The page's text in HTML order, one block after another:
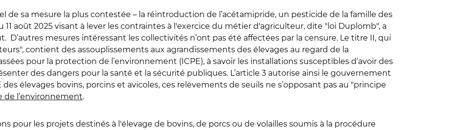
sa mesure la plus contestée – la réintroduction de l’acétamipride, un pesticide de la famille des
11 août 2025 visant à lever les contraintes à l'exercice du métier d'agriculteur, dite "loi Duplomb", a
D’autres mesures intéressant les collectivités n’ont pas été affectées par la censure. Le titre II, qui
contient des assouplissements aux agrandissements des élevages au regard de la
pour la protection de l’environnement (ICPE), à savoir les installations susceptibles d’avoir des
des dangers pour la santé et la sécurité publiques. L’article 3 autorise ainsi le gouvernement
des élevages bovins, porcins et avicoles, ces relèvements de seuils ne s’opposant pas au "principe
de l’environnement.
pour les projets destinés à l'élevage de bovins, de porcs ou de volailles soumis à la procédure